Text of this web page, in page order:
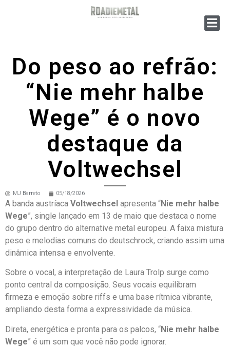
Do peso ao refrão:
“Nie mehr halbe
Wege” é o novo
destaque da
Voltwechsel
MJ Barreto 05/18/2026
A banda austríaca Voltwechsel apresenta “Nie mehr halbe
Wege”, single lançado em 13 de maio que destaca o nome
do grupo dentro do alternative metal europeu. A faixa mistura
peso e melodias comuns do deutschrock, criando assim uma
dinâmica intensa e envolvente.
Sobre o vocal, a interpretação de Laura Trolp surge como
ponto central da composição. Seus vocais equilibram
firmeza e emoção sobre riffs e uma base rítmica vibrante,
ampliando desta forma a expressividade da música.
Direta, energética e pronta para os palcos, “Nie mehr halbe
Wege” é um som que você não pode ignorar.